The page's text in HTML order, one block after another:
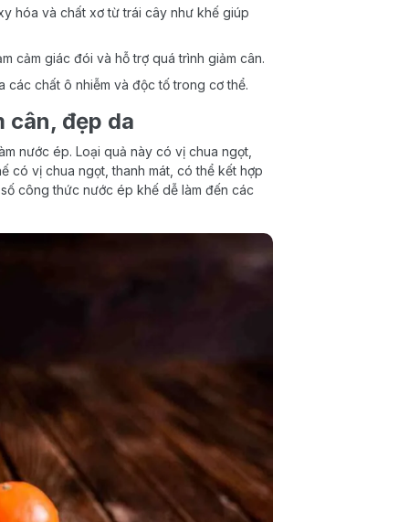
hóa và chất xơ từ trái cây như khế giúp
cảm giác đói và hỗ trợ quá trình giảm cân.
các chất ô nhiễm và độc tố trong cơ thể.
cân, đẹp da
nước ép. Loại quả này có vị chua ngọt,
có vị chua ngọt, thanh mát, có thể kết hợp
công thức nước ép khế dễ làm đến các